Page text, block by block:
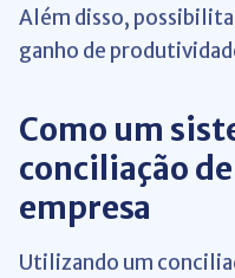
Além disso,
ganho de
Como um
conciliação
empresa
Utilizando um